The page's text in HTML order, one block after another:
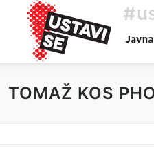
TOMAŽ KOS